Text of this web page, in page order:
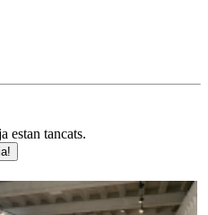
estan tancats.